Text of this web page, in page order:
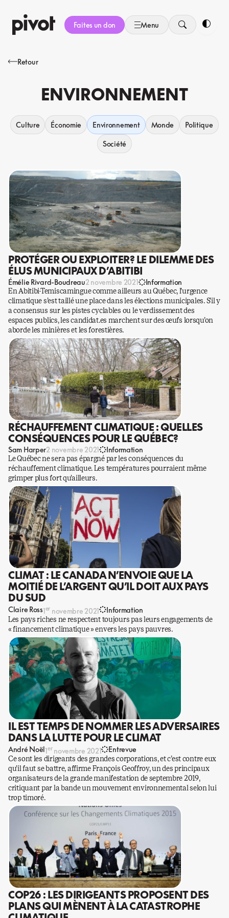
au
contenu
Faites un don Menu
Retour
ENVIRONNEMENT
Culture Économie Environnement Monde Politique
Société
PROTÉGER OU EXPLOITER? LE DILEMME DES
ÉLUS MUNICIPAUX D’ABITIBI
Émélie Rivard-Boudreau2 novembre 2021 Information
En Abitibi-Temiscamingue comme ailleurs au Québec, l’urgence
climatique s’est taillé une place dans les élections municipales. S’il y
a consensus sur les pistes cyclables ou le verdissement des
espaces publics, les candidat.es marchent sur des œufs lorsqu’on
aborde les minières et les forestières.
RÉCHAUFFEMENT CLIMATIQUE : QUELLES
CONSÉQUENCES POUR LE QUÉBEC?
Sam Harper2 novembre 2021 Information
Le Québec ne sera pas épargné par les conséquences du
réchauffement climatique. Les températures pourraient même
grimper plus fort qu’ailleurs.
CLIMAT : LE CANADA N’ENVOIE QUE LA
MOITIÉ DE L’ARGENT QU’IL DOIT AUX PAYS
DU SUD
Claire Ross1er novembre 2021 Information
Les pays riches ne respectent toujours pas leurs engagements de
« financement climatique » envers les pays pauvres.
IL EST TEMPS DE NOMMER LES ADVERSAIRES
DANS LA LUTTE POUR LE CLIMAT
André Noël1ernovembre 2021 Entrevue
Ce sont les dirigeants des grandes corporations, et c’est contre eux
qu’il faut se battre, affirme François Geoffroy, un des principaux
organisateurs de la grande manifestation de septembre 2019,
critiquant par la bande un mouvement environnemental selon lui
trop timoré.
COP26 : LES DIRIGEANTS PROPOSENT DES
PLANS QUI MÈNENT À LA CATASTROPHE